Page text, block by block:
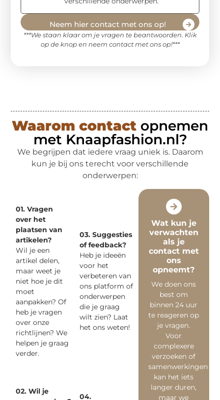
Neem hier contact met ons op!
***We staan klaar om je vragen te beantwoorden. Klik
op de knop en neem contact met ons op!***
Waarom contact opnemen
met Knaapfashion.nl?
We begrijpen dat iedere vraag uniek is. Daarom
kun je bij ons terecht voor verschillende
onderwerpen:
01. Vragen
over het
plaatsen van
artikelen?
Wil je een
artikel delen,
maar weet je
niet hoe je dit
moet
aanpakken? Of
heb je vragen
over onze
richtlijnen? We
helpen je graag
verder.
02. Wil je
Wat kun je
verwachten
als je
contact met
ons
opneemt?
We doen ons
best om
binnen 24 uur
te reageren op
je vragen.
Voor
complexere
verzoeken of
samenwerkingen
kan het iets
langer duren,
maar we
03. Suggesties
of feedback?
Heb je ideeën
voor het
verbeteren van
ons platform of
onderwerpen
die je graag
wilt zien? Laat
het ons weten!
04.